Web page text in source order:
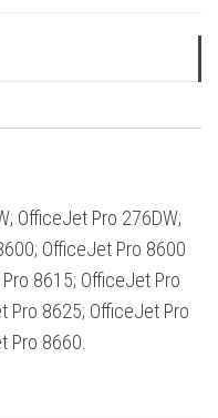
OfficeJet Pro 276DW;
OfficeJet Pro 8600
8615; OfficeJet Pro
Pro 8625; OfficeJet Pro
Pro 8660.